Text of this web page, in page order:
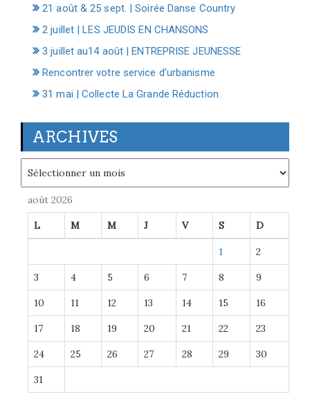
21 août & 25 sept. | Soirée Danse Country
2 juillet | LES JEUDIS EN CHANSONS
3 juillet au14 août | ENTREPRISE JEUNESSE
Rencontrer votre service d’urbanisme
31 mai | Collecte La Grande Réduction
ARCHIVES
août 2026
L M M J V S D
1 2
3 4 5 6 7 8 9
10 11 12 13 14 15 16
17 18 19 20 21 22 23
24 25 26 27 28 29 30
31